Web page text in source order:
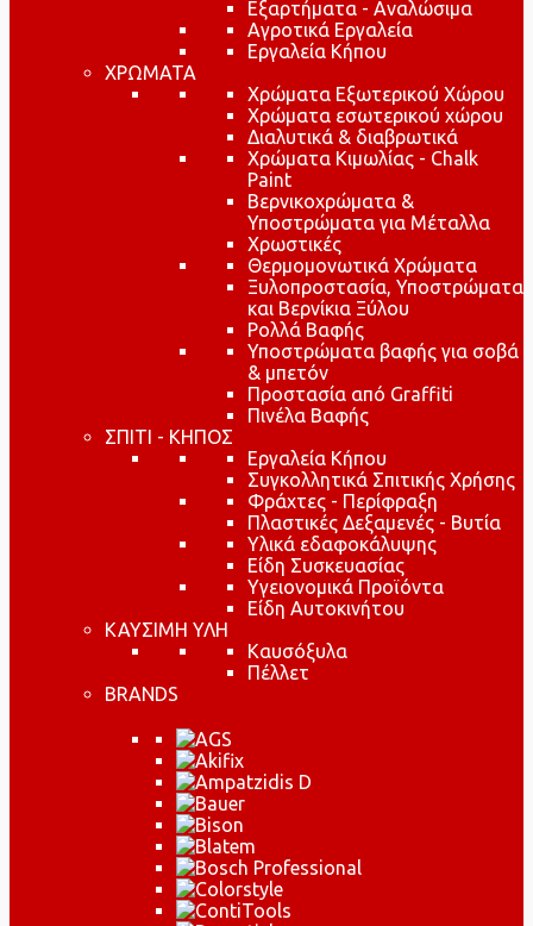
Εξαρτήματα - Αναλώσιμα
Αγροτικά Εργαλεία
Εργαλεία Κήπου
ΧΡΩΜΑΤΑ
Χρώματα Εξωτερικού Χώρου
Χρώματα εσωτερικού χώρου
Διαλυτικά & διαβρωτικά
Χρώματα Κιμωλίας - Chalk
Paint
Βερνικοχρώματα &
Υποστρώματα για Μέταλλα
Χρωστικές
Θερμομονωτικά Χρώματα
Ξυλοπροστασία, Υποστρώματα
και Βερνίκια Ξύλου
Ρολλά Βαφής
Υποστρώματα βαφής για σοβά
& μπετόν
Προστασία από Graffiti
Πινέλα Βαφής
ΣΠΙΤΙ - ΚΗΠΟΣ
Εργαλεία Κήπου
Συγκολλητικά Σπιτικής Χρήσης
Φράχτες - Περίφραξη
Πλαστικές Δεξαμενές - Βυτία
Υλικά εδαφοκάλυψης
Είδη Συσκευασίας
Υγειονομικά Προϊόντα
Είδη Αυτοκινήτου
ΚΑΥΣΙΜΗ ΥΛΗ
Καυσόξυλα
Πέλλετ
BRANDS